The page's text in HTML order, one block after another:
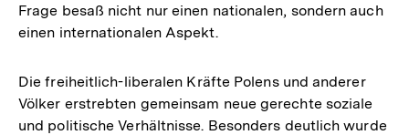
Frage besaß nicht nur einen nationalen, sondern auch
einen internationalen Aspekt.
Die freiheitlich-liberalen Kräfte Polens und anderer
Völker erstrebten gemeinsam neue gerechte soziale
und politische Verhältnisse. Besonders deutlich wurde